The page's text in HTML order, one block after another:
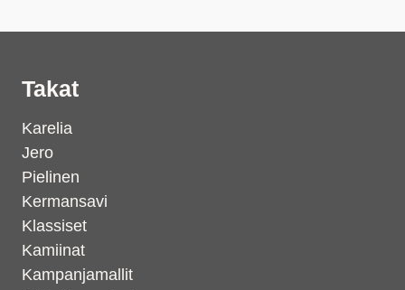
Takat
Karelia
Jero
Pielinen
Kermansavi
Klassiset
Kamiinat
Kampanjamallit